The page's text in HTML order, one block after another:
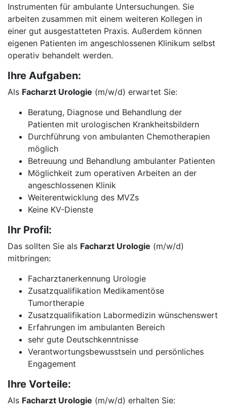
Instrumenten für ambulante Untersuchungen. Sie
arbeiten zusammen mit einem weiteren Kollegen in
einer gut ausgestatteten Praxis. Außerdem können
eigenen Patienten im angeschlossenen Klinikum selbst
operativ behandelt werden.
Ihre Aufgaben:
Als Facharzt Urologie (m/w/d) erwartet Sie:
Beratung, Diagnose und Behandlung der
Patienten mit urologischen Krankheitsbildern
Durchführung von ambulanten Chemotherapien
möglich
Betreuung und Behandlung ambulanter Patienten
Möglichkeit zum operativen Arbeiten an der
angeschlossenen Klinik
Weiterentwicklung des MVZs
Keine KV-Dienste
Ihr Profil:
Das sollten Sie als Facharzt Urologie (m/w/d)
mitbringen:
Facharztanerkennung Urologie
Zusatzqualifikation Medikamentöse
Tumortherapie
Zusatzqualifikation Labormedizin wünschenswert
Erfahrungen im ambulanten Bereich
sehr gute Deutschkenntnisse
Verantwortungsbewusstsein und persönliches
Engagement
Ihre Vorteile:
Als Facharzt Urologie (m/w/d) erhalten Sie: